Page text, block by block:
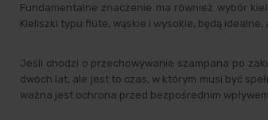
Fundamentalne znaczenie ma również wybór
Kieliszki typu flûte, wąskie i wysokie, będą
Jeśli chodzi o przechowywanie szampana po
dwóch lat, ale jest to czas, w którym musi być
ważna jest ochrona przed bezpośrednim